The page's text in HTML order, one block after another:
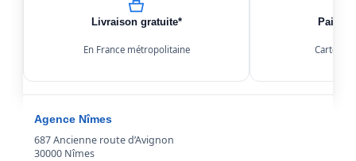
Livraison gratuite*
En France métropolitaine Carte,
Agence Nîmes
687 Ancienne route d’Avignon
30000 Nîmes